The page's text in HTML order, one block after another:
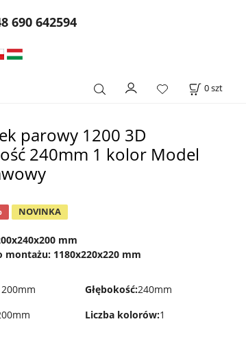
690 642594
0 szt
parowy 1200 3D
240mm 1 kolor Model
NOVINKA
mm
montażu: 1180x220x220 mm
Głębokość:240mm
Liczba kolorów:1